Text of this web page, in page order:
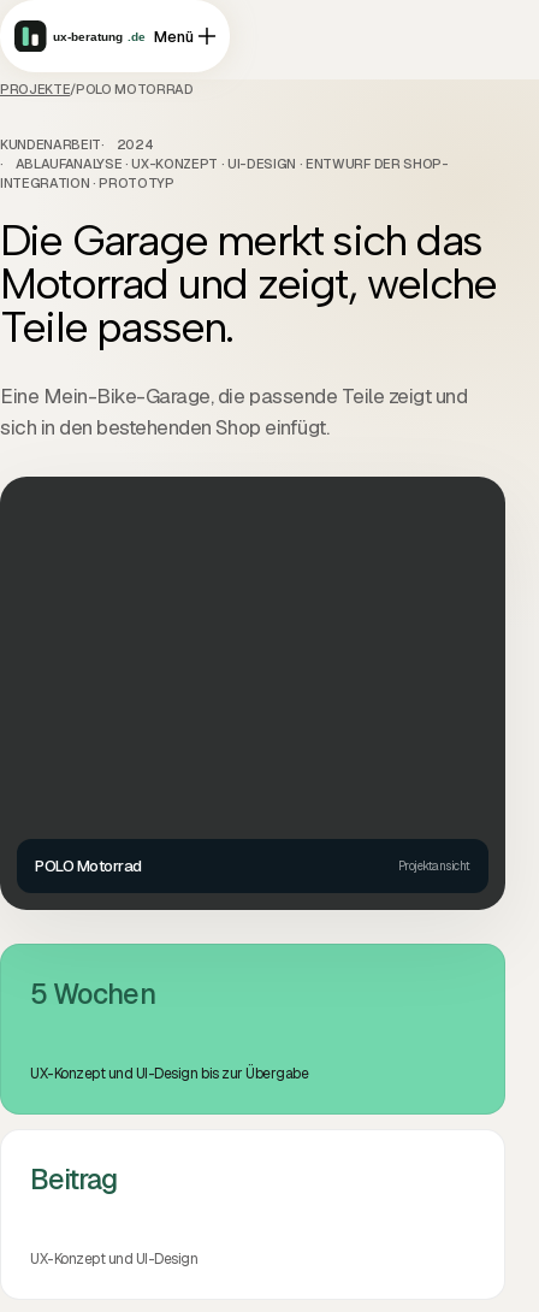
Menü
PROJEKTE/POLO MOTORRAD
KUNDENARBEIT
2024
ABLAUFANALYSE · UX-KONZEPT · UI-DESIGN · ENTWURF DER SHOP-
INTEGRATION · PROTOTYP
Die Garage merkt sich das
Motorrad und zeigt, welche
Teile passen.
Eine Mein-Bike-Garage, die passende Teile zeigt und
sich in den bestehenden Shop einfügt.
POLO Motorrad Projektansicht
5 Wochen
UX-Konzept und UI-Design bis zur Übergabe
Beitrag
UX-Konzept und UI-Design